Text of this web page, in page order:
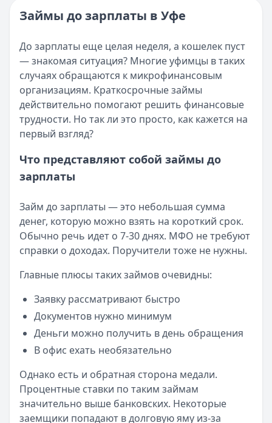
Категория:МФО и микрозаймы
Все статьи
Возврат переплаты в «Займере»: актуальная
Опубликовано:5 декабря 2025 г.
Категория:МФО
Читать новость
Срочный микрозайм 15 000 ₽ на карту: свежая
Кратко:Нужны 15 000 рублей на карту прямо сегодня?
Опубликовано:5 декабря 2025 г.
Категория:МФО
Рекордный рост доли клиентов МФО с iPhone: что
Кратко:В III квартале 2025 года владельцы iPhone
Категория:МФО
Читать новость
57 сервисов микрозаймов через Госуслуги: где
Кратко:Авторизация через Госуслуги ускоряет
Категория:МФО
Читать новость
Смс о «одобренном займе» от Bigmani Ru: как
Кратко: Пришло СМС об одобрении займа от Bigmani
Опубликовано:23 ноября 2025 г.
Категория:МФО
Читать новость
Все новости
Займы до зарплаты в Уфе
До зарплаты еще целая неделя, а кошелек пуст
— знакомая ситуация? Многие уфимцы в таких
случаях обращаются к микрофинансовым
организациям. Краткосрочные займы
действительно помогают решить финансовые
трудности. Но так ли это просто, как кажется на
первый взгляд?
Что представляют собой займы до
зарплаты
Займ до зарплаты — это небольшая сумма
денег, которую можно взять на короткий срок.
Обычно речь идет о 7-30 днях. МФО не требуют
справки о доходах. Поручители тоже не нужны.
Главные плюсы таких займов очевидны:
Заявку рассматривают быстро
Документов нужно минимум
Деньги можно получить в день обращения
В офис ехать необязательно
Однако есть и обратная сторона медали.
Процентные ставки по таким займам
значительно выше банковских. Некоторые
заемщики попадают в долговую яму из-за